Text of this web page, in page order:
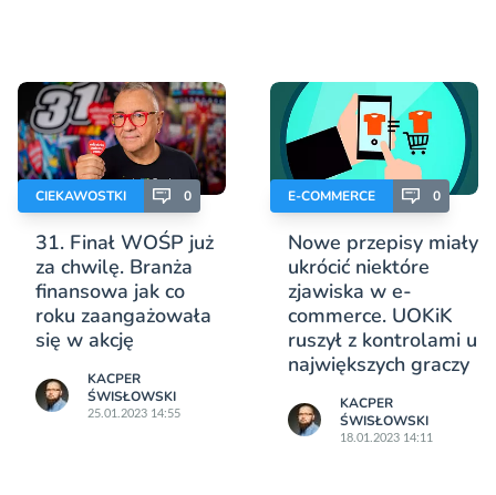
CIEKAWOSTKI 0
31. Finał WOŚP już
za chwilę. Branża
finansowa jak co
roku zaangażowała
się w akcję
KACPER
ŚWISŁOWSKI
25.01.2023 14:55
E-COMMERCE 0
Nowe przepisy miały
ukrócić niektóre
zjawiska w e-
commerce. UOKiK
ruszył z kontrolami u
największych graczy
KACPER
ŚWISŁOWSKI
18.01.2023 14:11